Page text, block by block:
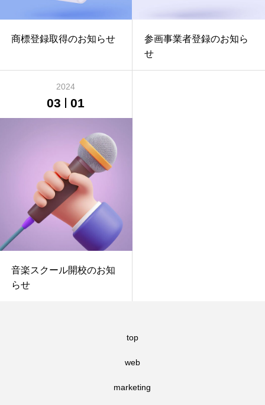
商標登録取得のお知らせ
参画事業者登録のお知ら
せ
2024
03 01
音楽スクール開校のお知
らせ
top
web
marketing